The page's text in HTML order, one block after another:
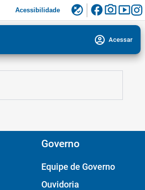
Acessibilidade flaky facebookphoto_camerasmart_display
account_circle Acessar
Governo
Equipe de Governo
Ouvidoria